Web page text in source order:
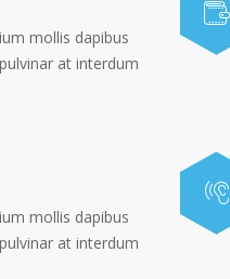
mollis dapibus
at interdum
mollis dapibus
at interdum